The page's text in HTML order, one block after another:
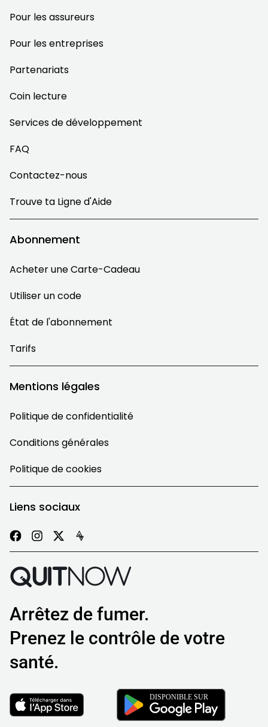
Pour les assureurs
Pour les entreprises
Partenariats
Coin lecture
Services de développement
FAQ
Contactez-nous
Trouve ta Ligne d'Aide
Abonnement
Acheter une Carte-Cadeau
Utiliser un code
État de l'abonnement
Tarifs
Mentions légales
Politique de confidentialité
Conditions générales
Politique de cookies
Liens sociaux
Arrêtez de fumer.
Prenez le contrôle de votre
santé.